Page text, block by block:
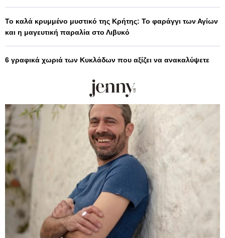
Το καλά κρυμμένο μυστικό της Κρήτης: Το φαράγγι των Αγίων
και η μαγευτική παραλία στο Λιβυκό
6 γραφικά χωριά των Κυκλάδων που αξίζει να ανακαλύψετε